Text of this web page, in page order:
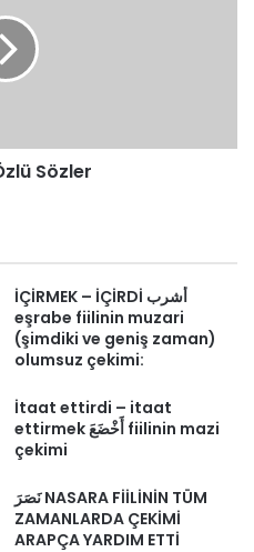
Sözler
İÇİRMEK – İÇİRDİ أشرب
eşrabe fiilinin muzari
(şimdiki ve geniş zaman)
olumsuz çekimi:
İtaat ettirdi – itaat
ettirmek أَخْضَعَ fiilinin mazi
çekimi
نَصَرَ NASARA FİİLİNİN TÜM
ZAMANLARDA ÇEKİMİ
ARAPÇA YARDIM ETTİ